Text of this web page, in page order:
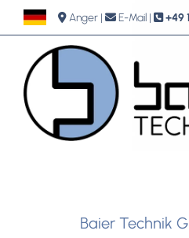
 Anger |  E-Mail |  +49
Baier Technik